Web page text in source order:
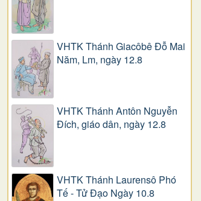
VHTK Thánh Giacôbê Ðỗ Mai
Năm, Lm, ngày 12.8
VHTK Thánh Antôn Nguyễn
Ðích, giáo dân, ngày 12.8
VHTK Thánh Laurensô Phó
Tế - Tử Đạo Ngày 10.8